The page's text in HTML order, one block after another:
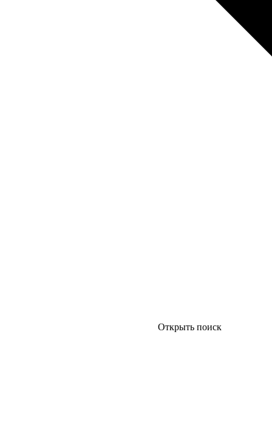
Открыть поиск